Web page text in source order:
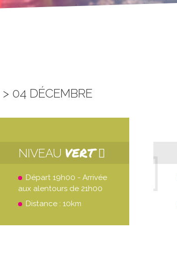
> 04 DÉCEMBRE
NIVEAU VERT
Départ 19h00 - Arrivée
aux alentours de 21h00
Distance : 10km